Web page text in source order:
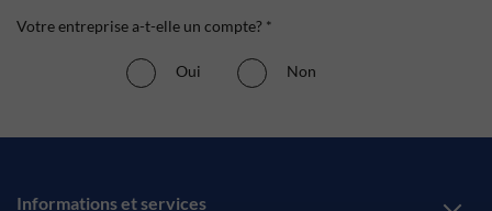
Votre entreprise a-t-elle un compte? *
Oui Non
Informations et services